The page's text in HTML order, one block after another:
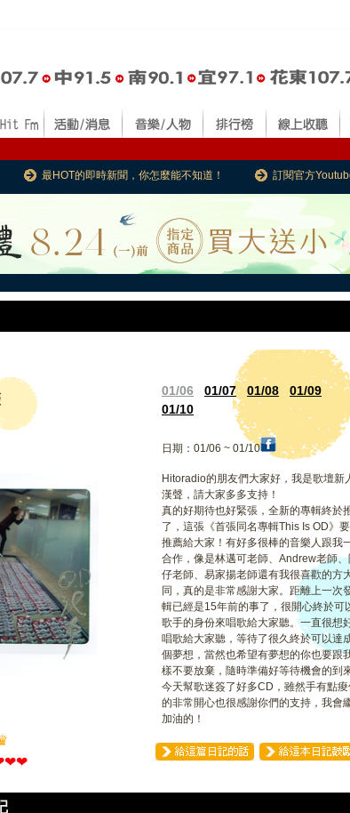
最HOT的即時新聞，你怎麼能不知道！ 訂閱官方
01/06 01/07 01/08
01/09
01/10
日期：01/06 ~ 01/10
Hitoradio的朋友們大家好，我是歌壇新
漢聲，請大家多多支持！
真的好期待也好緊張，全新的專輯終於
了，這張《首張同名專輯This Is OD》
推薦給大家！有好多很棒的音樂人跟我
合作，像是林邁可老師、Andrew老師
仔老師、易家揚老師還有我很喜歡的方
同，真的是非常感謝大家。距離上一次
輯已經是15年前的事了，很開心終於可
歌手的身份來唱歌給大家聽。一直很想
唱歌給大家聽，等待了很久終於可以達
個夢想，當然也希望有夢想的你也要跟
樣不要放棄，隨時準備好等待機會的到來
今天幫歌迷簽了好多CD，雖然手有點
的非常開心也很感謝你們的支持，我會
加油的！
❤❤